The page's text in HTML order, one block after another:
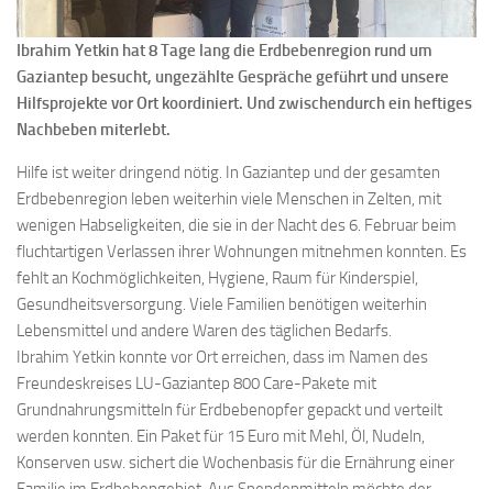
Ibrahim Yetkin hat 8 Tage lang die Erdbebenregion rund um
Gaziantep besucht, ungezählte Gespräche geführt und unsere
Hilfsprojekte vor Ort koordiniert. Und zwischendurch ein heftiges
Nachbeben miterlebt.
Hilfe ist weiter dringend nötig. In Gaziantep und der gesamten
Erdbebenregion leben weiterhin viele Menschen in Zelten, mit
wenigen Habseligkeiten, die sie in der Nacht des 6. Februar beim
fluchtartigen Verlassen ihrer Wohnungen mitnehmen konnten. Es
fehlt an Kochmöglichkeiten, Hygiene, Raum für Kinderspiel,
Gesundheitsversorgung. Viele Familien benötigen weiterhin
Lebensmittel und andere Waren des täglichen Bedarfs.
Ibrahim Yetkin konnte vor Ort erreichen, dass im Namen des
Freundeskreises LU-Gaziantep 800 Care-Pakete mit
Grundnahrungsmitteln für Erdbebenopfer gepackt und verteilt
werden konnten. Ein Paket für 15 Euro mit Mehl, Öl, Nudeln,
Konserven usw. sichert die Wochenbasis für die Ernährung einer